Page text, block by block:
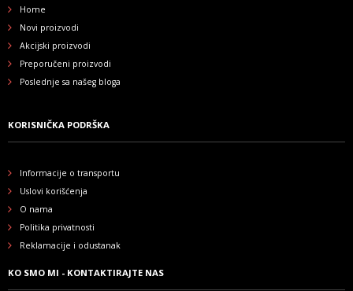
Home
Novi proizvodi
Akcijski proizvodi
Preporučeni proizvodi
Poslednje sa našeg bloga
KORISNIČKA PODRŠKA
Informacije o transportu
Uslovi korišćenja
O nama
Politika privatnosti
Reklamacije i odustanak
KO SMO MI - KONTAKTIRAJTE NAS